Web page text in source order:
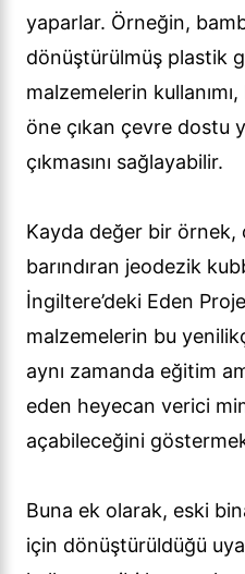
yaparlar. Örneğin,
dönüştürülmüş plastik
malzemelerin
öne çıkan çevre dostu
çıkmasını sağlayabilir.
Kayda değer bir örnek,
barındıran jeodezik
İngiltere’deki Eden
malzemelerin bu yenilikçi
aynı zamanda eğitim
eden heyecan verici
açabileceğini
Buna ek olarak, eski
için dönüştürüldüğü